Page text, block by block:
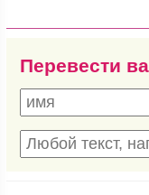
Перевести